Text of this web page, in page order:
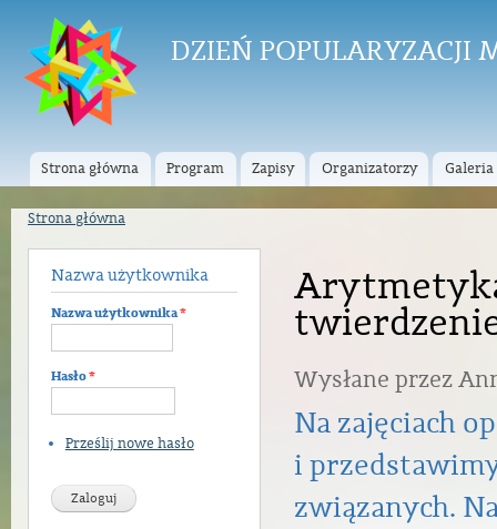
do
DZIEŃ POPULARYZACJI
Menu główne
Strona główna Program Zapisy Organizatorzy Galeria
Strona główna
Nazwa użytkownika
Nazwa użytkownika*
Hasło*
Prześlij nowe hasło
Wysłane przez
Na zajęciach
i
związanych.